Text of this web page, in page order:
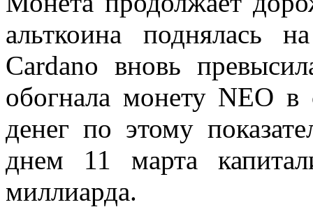
альткоина поднялась
Cardano вновь
обогнала монету NEO
денег по этому
днем 11 марта
миллиарда.